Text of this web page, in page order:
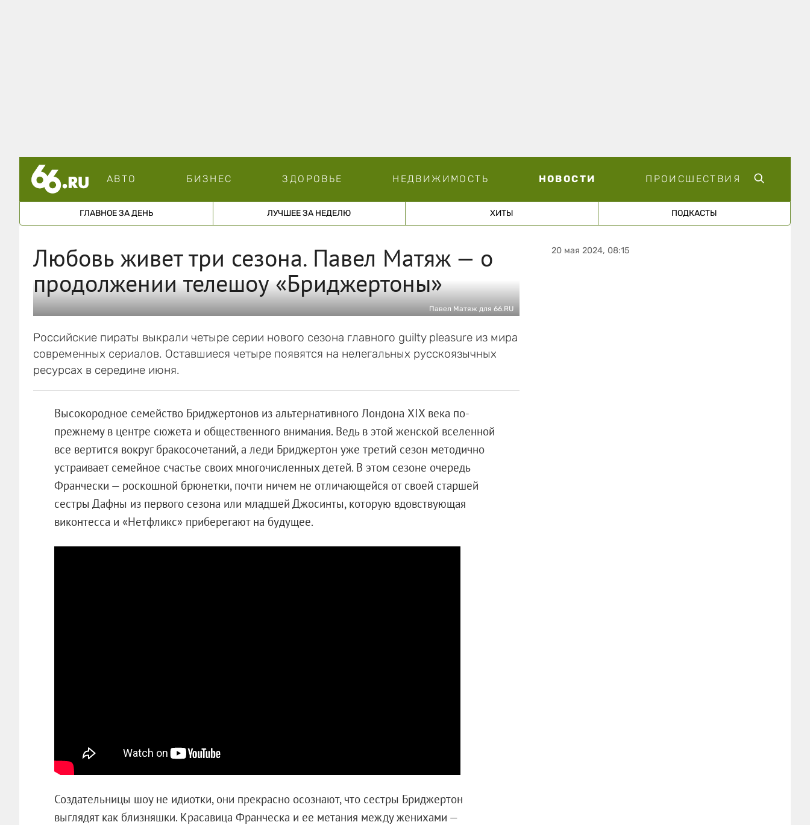
АВТО БИЗНЕС ЗДОРОВЬЕ НЕДВИЖИМОСТЬ НОВОСТИ ПРОИСШЕСТВИЯ
ГЛАВНОЕ ЗА ДЕНЬ ЛУЧШЕЕ ЗА НЕДЕЛЮ ХИТЫ ПОДКАСТЫ
Любовь живет три сезона. Павел Матяж — о
продолжении телешоу «Бриджертоны»
Павел Матяж для 66.RU
Российские пираты выкрали четыре серии нового сезона главного guilty pleasure из мира
современных сериалов. Оставшиеся четыре появятся на нелегальных русскоязычных
ресурсах в середине июня.
Высокородное семейство Бриджертонов из альтернативного Лондона XIX века по-
прежнему в центре сюжета и общественного внимания. Ведь в этой женской вселенной
все вертится вокруг бракосочетаний, а леди Бриджертон уже третий сезон методично
устраивает семейное счастье своих многочисленных детей. В этом сезоне очередь
Франчески — роскошной брюнетки, почти ничем не отличающейся от своей старшей
сестры Дафны из первого сезона или младшей Джосинты, которую вдовствующая
виконтесса и «Нетфликс» приберегают на будущее.
Создательницы шоу не идиотки, они прекрасно осознают, что сестры Бриджертон
выглядят как близняшки. Красавица Франческа и ее метания между женихами —
20 мая 2024, 08:15